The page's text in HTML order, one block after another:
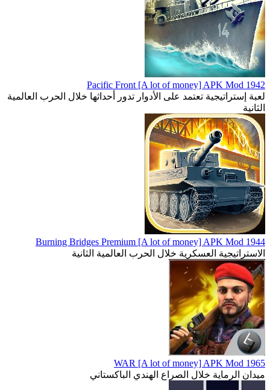
1942 Pacific Front [A lot of money] APK Mod
لعبة إستراتيجية تعتمد على الأدوار تدور أحداثها خلال الحرب العالمية
الثانية
1944 Burning Bridges Premium [A lot of money] APK Mod
الاستراتيجية العسكرية خلال الحرب العالمية الثانية
1965 WAR [A lot of money] APK Mod
ميدان الرماية خلال الصراع الهندي الباكستاني